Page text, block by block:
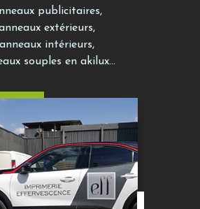
publicitaires,
extérieurs,
intérieurs,
souples en akilux...